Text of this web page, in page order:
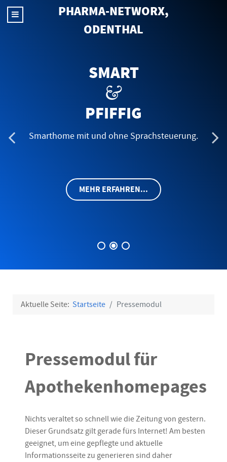
PHARMA-NETWORX,
ODENTHAL
SMART
&
PFIFFIG
Smarthome mit und ohne Sprachsteuerung.
MEHR ERFAHREN...
Aktuelle Seite: Startseite Pressemodul
Pressemodul für
Apothekenhomepages
Nichts veraltet so schnell wie die Zeitung von gestern.
Dieser Grundsatz gilt gerade fürs Internet! Am besten
geeignet, um eine gepflegte und aktuelle
Informationsseite zu generieren sind daher